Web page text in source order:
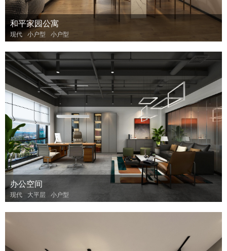
和平家园公寓
现代 小户型 小户型
办公空间
现代 大平层 小户型